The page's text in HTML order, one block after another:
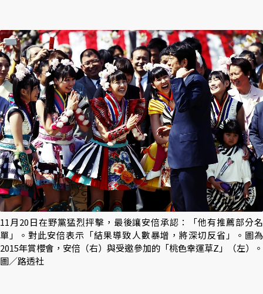
11月20日在野黨猛烈抨擊，最後讓安倍承認：「他有推薦部分名
單」。對此安倍表示「結果導致人數暴增，將深切反省」。圖為
2015年賞櫻會，安倍（右）與受邀參加的「桃色幸運草Z」（左）。
圖／路透社